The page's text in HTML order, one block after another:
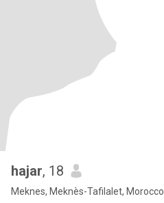
hajar, 18
Meknes, Meknès-Tafilalet, Morocco